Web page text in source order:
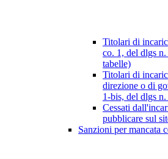
Titolari di
co. 1, del dlgs
tabelle)
Titolari di
direzione o di
1-bis, del dlgs
Cessati
pubblicare sul
Sanzioni per mancata